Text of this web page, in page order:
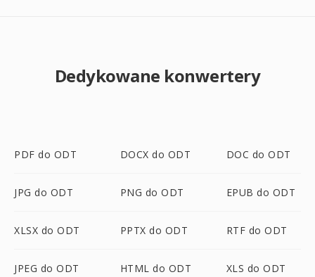
Dedykowane konwertery
PDF do ODT DOCX do ODT DOC do ODT
JPG do ODT PNG do ODT EPUB do ODT
XLSX do ODT PPTX do ODT RTF do ODT
JPEG do ODT HTML do ODT XLS do ODT